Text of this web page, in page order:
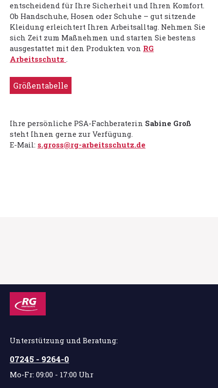
entscheidend für Ihre Sicherheit und Ihren Komfort.
Ob Handschuhe, Hosen oder Schuhe – gut sitzende
Kleidung erleichtert Ihren Arbeitsalltag. Nehmen Sie
sich Zeit zum Maßnehmen und starten Sie bestens
ausgestattet mit den Produkten von RG
Arbeitsschutz .
Größentabelle
Ihre persönliche PSA-Fachberaterin Sabine Groß
steht Ihnen gerne zur Verfügung.
E-Mail: s.gross@rg-arbeitsschutz.de
Unterstützung und Beratung:
07245 - 9264-0
Mo-Fr: 09:00 - 17:00 Uhr